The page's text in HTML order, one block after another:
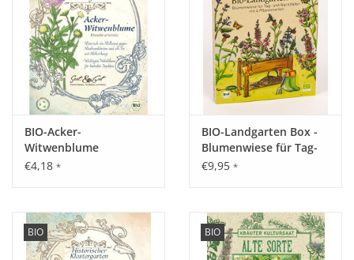
BIO-Acker-
Witwenblume
€4,18 *
BIO-Landgarten Box -
Blumenwiese für Tag-
und Nachtfalter
€9,95 *
BIO BIO